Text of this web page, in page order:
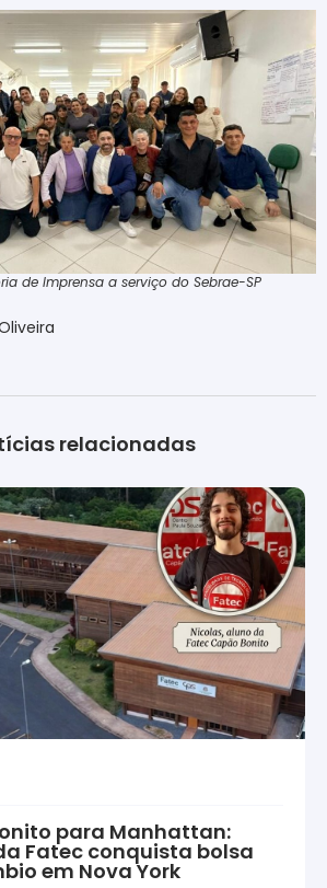
de Imprensa a serviço do Sebrae-SP
relacionadas
para Manhattan:
Fatec conquista bolsa
em Nova York